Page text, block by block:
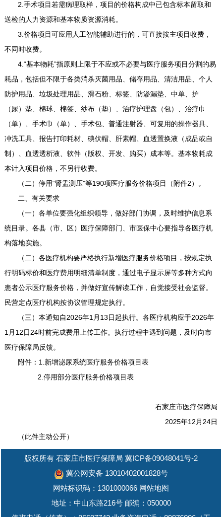
2.手术项目若需病理取样，项目的价格构成中已包含标本留取和
送检的人力资源和基本物质资源消耗。
3.价格项目可应用人工智能辅助进行的，可直接按主项目收费，
不同时收费。
4.“基本物耗”指原则上限于不应或不必要与医疗服务项目分割的易
耗品，包括但不限于各类消杀灭菌用品、储存用品、清洁用品、个人
防护用品、垃圾处理用品、滑石粉、标签、防渗漏垫、中单、护
（尿）垫、棉球、棉签、纱布（垫）、治疗护理盘（包）、治疗巾
（单）、手术巾（单）、手术包、普通注射器、可复用的操作器具、
冲洗工具、报告打印耗材、碘伏帽、肝素帽、血透置换液（成品或自
制）、血透透析液、软件（版权、开发、购买）成本等。基本物耗成
本计入项目价格，不另行收费。
（二）停用“肾盂测压”等190项医疗服务价格项目（附件2）。
二、有关要求
（一）各单位要强化组织领导，做好部门协调，及时维护信息系
统目录。各县（市、区）医疗保障部门、市医保中心要指导各医疗机
构落地实施。
（二）各医疗机构要严格执行新增医疗服务价格项目，按规定执
行明码标价和医疗费用明细清单制度，通过电子显示屏等多种方式向
患者公示医疗服务价格，并做好宣传解读工作，自觉接受社会监督。
民营定点医疗机构按协议管理规定执行。
（三）本通知自2026年1月13日起执行。各医疗机构应于2026年
1月12日24时前完成费用上传工作。执行过程中遇到问题，及时向市
医疗保障局反馈。
附件：1.新增泌尿系统医疗服务价格项目表
2.停用部分医疗服务价格项目表
石家庄市医疗保障局
2025年12月24日
（此件主动公开）